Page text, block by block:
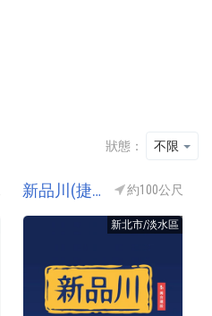
狀態： 不限
新品川(捷園) 約100公尺
新北市/淡水區